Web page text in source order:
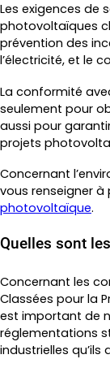
Les exigences de
photovoltaïques
prévention des
l’électricité, et le
La conformité
seulement pour
aussi pour
projets
Concernant
vous renseigner à
photovoltaïque.
Quelles sont
Concernant les
Classées pour la
est important de
réglementations
industrielles qu’ils